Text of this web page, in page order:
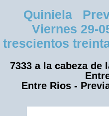
Quiniela
Viernes 29-
trescientos
7333 a la cabeza
Entre Rios -